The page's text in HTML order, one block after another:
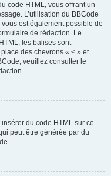
code HTML, vous offrant un
L’utilisation du BBCode
est également possible de
de rédaction. Le
les balises sont
des chevrons « < » et
veuillez consulter le
du code HTML sur ce
peut être générée par du